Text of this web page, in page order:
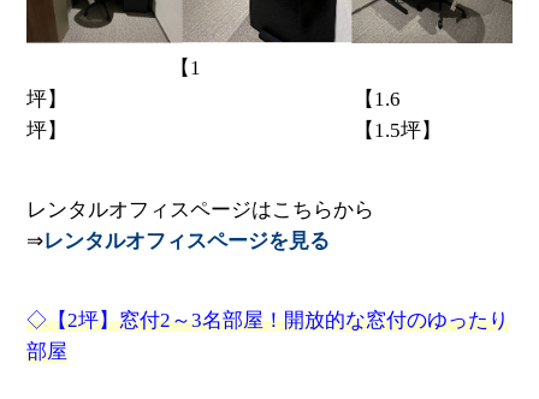
【1
坪】 【1.6
坪】 【1.5坪】
レンタルオフィスページはこちらから
⇒レンタルオフィスページを見る
◇【2坪】窓付2～3名部屋！開放的な窓付のゆったり
部屋